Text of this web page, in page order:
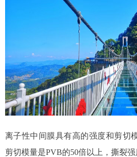
离子性中间膜具有高的强度和剪切
剪切模量是PVB的50倍以上，撕裂